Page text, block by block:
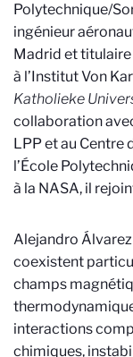
Polytechnique/
ingénieur
Madrid et titulaire
à l’Institut Von
Katholieke
collaboration
LPP et au Centre
l’École
à la NASA, il
Alejandro
coexistent
champs
interactions
chimiques,